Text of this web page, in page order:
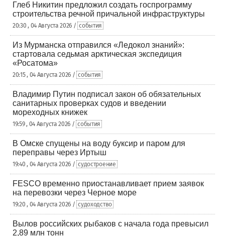
Глеб Никитин предложил создать госпрограмму
строительства речной причальной инфраструктуры
20:30 , 04 Августа 2026 / события
Из Мурманска отправился «Ледокол знаний»:
стартовала седьмая арктическая экспедиция
«Росатома»
20:15 , 04 Августа 2026 / события
Владимир Путин подписал закон об обязательных
санитарных проверках судов и введении
мореходных книжек
19:59 , 04 Августа 2026 / события
В Омске спущены на воду буксир и паром для
переправы через Иртыш
19:40 , 04 Августа 2026 / судостроение
FESCO временно приостанавливает прием заявок
на перевозки через Черное море
19:20 , 04 Августа 2026 / судоходство
Вылов российских рыбаков с начала года превысил
2,89 млн тонн